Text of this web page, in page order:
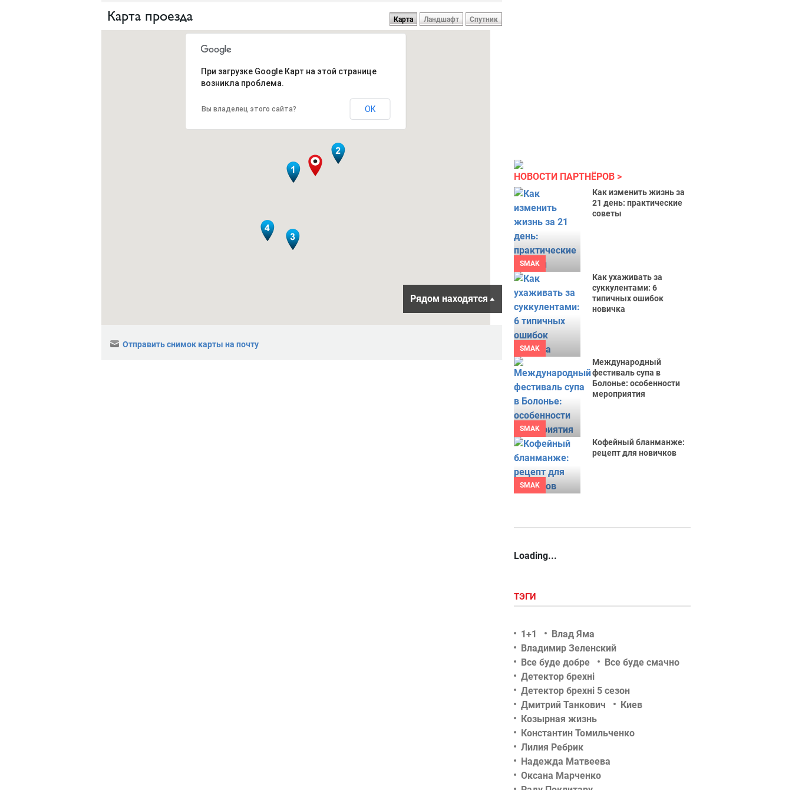
Карта проезда Карта Ландшафт Спутник
При загрузке Google Карт на этой странице
возникла проблема.
Вы владелец этого сайта? ОК
Рядом находятся
Отправить снимок карты на почту
НОВОСТИ ПАРТНЁРОВ
SMAK
Как изменить жизнь за
21 день: практические
советы
SMAK
Как ухаживать за
суккулентами: 6
типичных ошибок
новичка
SMAK
Международный
фестиваль супа в
Болонье: особенности
мероприятия
SMAK
Кофейный бланманже:
рецепт для новичков
Loading...
ТЭГИ
1+1
Влад Яма
Владимир Зеленский
Все буде добре
Все буде смачно
Детектор брехні
Детектор брехні 5 сезон
Дмитрий Танкович
Киев
Козырная жизнь
Константин Томильченко
Лилия Ребрик
Надежда Матвеева
Оксана Марченко